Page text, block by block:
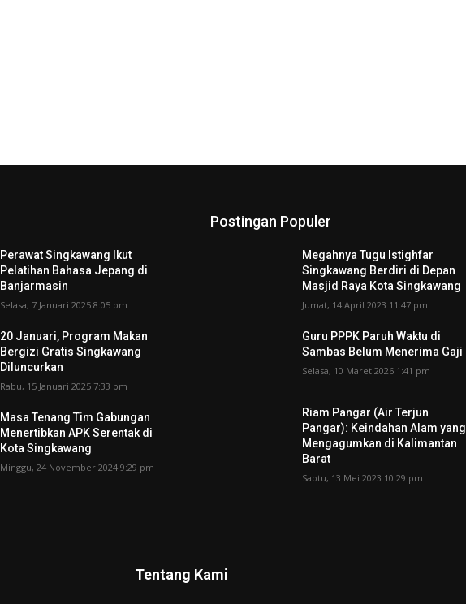
Perawat Singkawang Ikut
Pelatihan Bahasa Jepang di
Banjarmasin
Selasa, 7 Januari 2025 8:05 pm
20 Januari, Program Makan
Bergizi Gratis Singkawang
Diluncurkan
Rabu, 15 Januari 2025 7:33 pm
Masa Tenang Tim Gabungan
Menertibkan APK Serentak di
Kota Singkawang
Minggu, 24 November 2024 9:29 pm
Postingan Populer
Megahnya Tugu Istighfar
Singkawang Berdiri di Depan
Masjid Raya Kota Singkawang
Jumat, 14 April 2023 11:47 pm
Guru PPPK Paruh Waktu di
Sambas Belum Menerima Gaji
Selasa, 10 Maret 2026 1:41 pm
Riam Pangar (Air Terjun
Pangar): Keindahan Alam yang
Mengagumkan di Kalimantan
Barat
Sabtu, 13 Mei 2023 10:29 pm
Tentang Kami